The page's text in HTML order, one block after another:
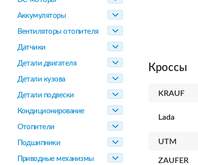
Аккумуляторы
Вентиляторы отопителя
Датчики
Детали двигателя
Детали кузова
Детали подвески
Кондиционирование
Отопители
Подшипники
Приводные механизмы
Кроссы
KRAUF
Lada
UTM
ZAUFER